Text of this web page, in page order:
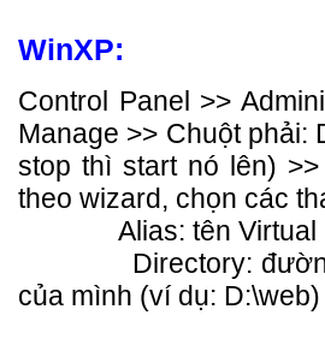
WinXP:
Control Panel >>
Manage >> Chuột phải:
stop thì start nó lên)
theo wizard, chọn các
Alias: tên Virtual
Directory: đường
của mình (ví dụ: D:\web)